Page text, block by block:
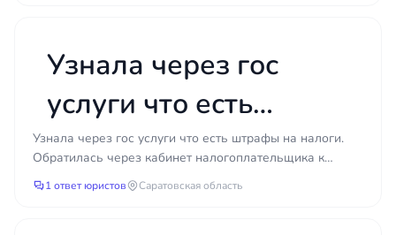
Узнала через гос
услуги что есть
штрафы на налоги.
Обра
Узнала через гос услуги что есть штрафы на налоги.
Обратилась через кабинет налогоплательщика к
налоговой которая направила штрафы на
налоги.Попросила...
1 ответ юристов Саратовская область